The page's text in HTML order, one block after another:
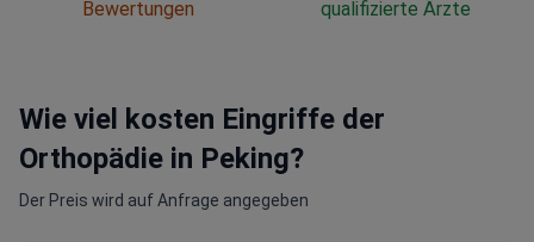
Bewertungen qualifizierte Ärzte
Wie viel kosten Eingriffe der
Orthopädie in Peking?
Der Preis wird auf Anfrage angegeben